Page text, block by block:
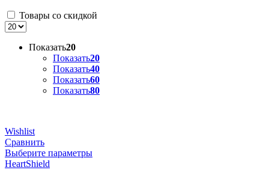
Товары со скидкой
Показать20
Показать20
Показать40
Показать60
Показать80
Wishlist
Сравнить
Выберите параметры
HeartShield